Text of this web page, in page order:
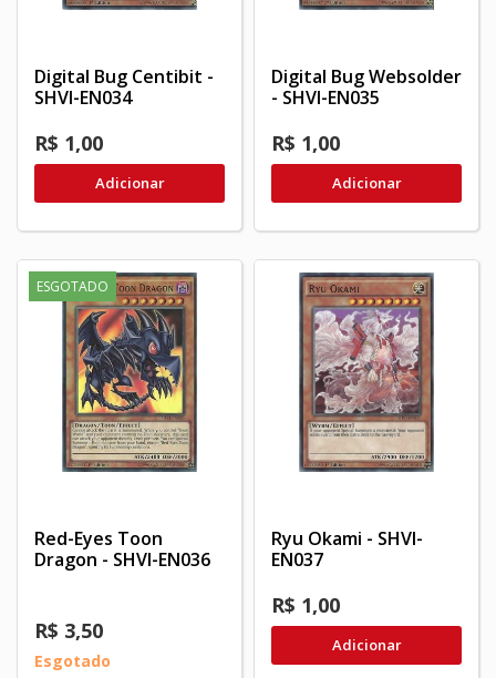
Digital Bug Centibit -
SHVI-EN034
R$ 1,00
Adicionar
Digital Bug Websolder
- SHVI-EN035
R$ 1,00
Adicionar
ESGOTADO
Red-Eyes Toon
Dragon - SHVI-EN036
R$ 3,50
Esgotado
Ryu Okami - SHVI-
EN037
R$ 1,00
Adicionar